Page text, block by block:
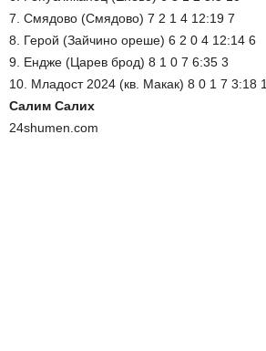
7. Смядово (Смядово) 7 2 1 4 12:19 7
8. Герой (Зайчино ореше) 6 2 0 4 12:14 6
9. Ендже (Царев брод) 8 1 0 7 6:35 3
10. Младост 2024 (кв. Макак) 8 0 1 7 3:18 1
Салим Салих
24shumen.com